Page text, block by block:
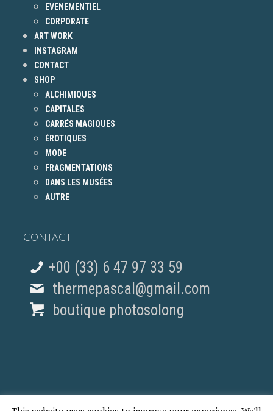
EVENEMENTIEL
CORPORATE
ART WORK
INSTAGRAM
CONTACT
SHOP
ALCHIMIQUES
CAPITALES
CARRÉS MAGIQUES
ÉROTIQUES
MODE
FRAGMENTATIONS
DANS LES MUSÉES
AUTRE
CONTACT
+00 (33) 6 47 97 33 59
thermepascal@gmail.com
boutique photosolong